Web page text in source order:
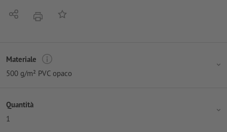
Condividistamparealla lista preferiti
Materiale
500 g/m² PVC opaco
Quantità
1